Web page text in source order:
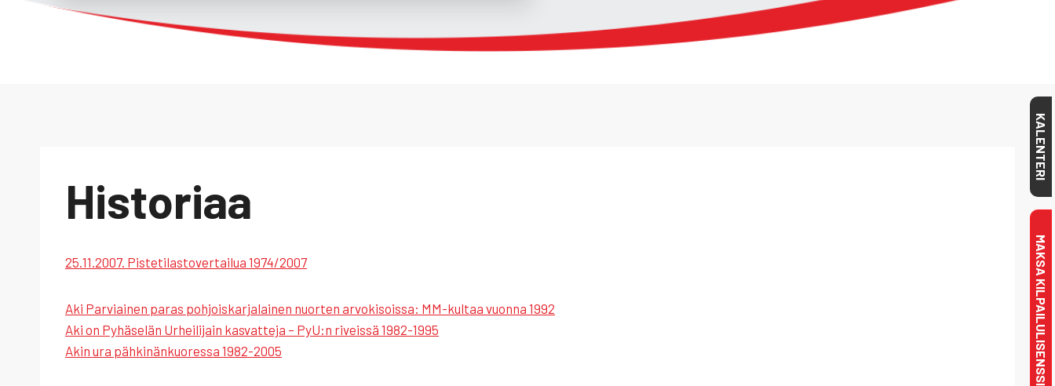
Historiaa
25.11.2007. Pistetilastovertailua 1974/2007
Aki Parviainen paras pohjoiskarjalainen nuorten arvokisoissa: MM-kultaa vuonna 1992
Aki on Pyhäselän Urheilijain kasvatteja – PyU:n riveissä 1982-1995
Akin ura pähkinänkuoressa 1982-2005
KALENTERI
MAKSA KILPAILULISENSSI